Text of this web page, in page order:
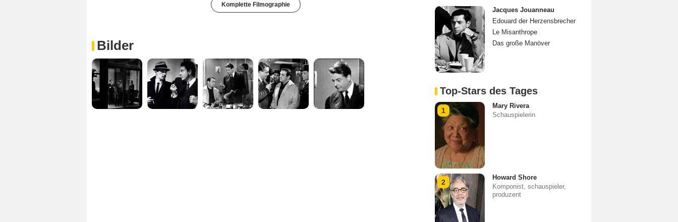
Komplette Filmographie
Bilder
Jacques Jouanneau
Edouard der Herzensbrecher
Le Misanthrope
Das große Manöver
Top-Stars des Tages
1
Mary Rivera
Schauspielerin
2
Howard Shore
Komponist, schauspieler,
produzent